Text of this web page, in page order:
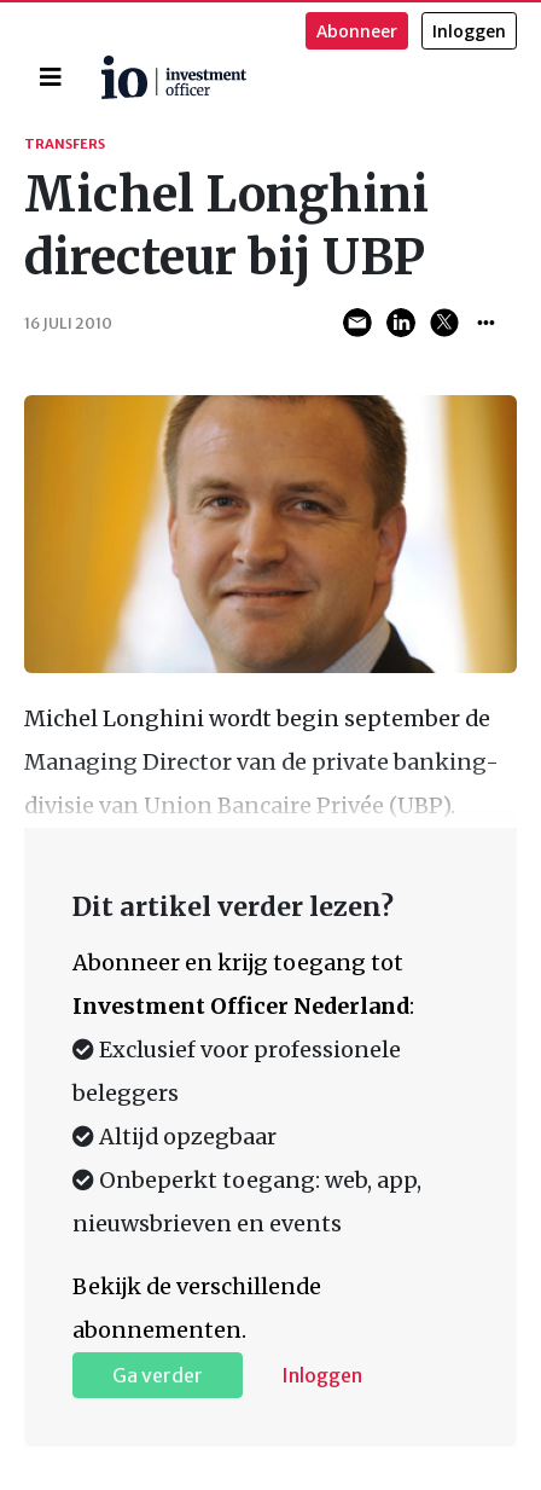
Home
Abonneer Inloggen
Zoeken
TRANSFERS
Michel Longhini
directeur bij UBP
16 JULI 2010
Michel Longhini wordt begin september de
Managing Director van de private banking-
divisie van Union Bancaire Privée (UBP).
Dit artikel verder lezen?
Abonneer en krijg toegang tot
Investment Officer Nederland:
Exclusief voor professionele
beleggers
Altijd opzegbaar
Onbeperkt toegang: web, app,
nieuwsbrieven en events
Bekijk de verschillende
abonnementen.
Ga verder Inloggen